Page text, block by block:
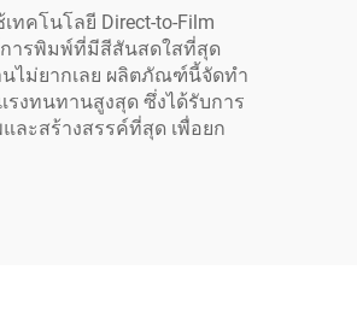
คโนโลยี Direct-to-Film
ารพิมพ์ที่มีสีสันสดใสที่สุด
ไม่ยากเลย ผลิตภัณฑ์นี้จัดทำ
รงทนทานสูงสุด ซึ่งได้รับการ
ละสร้างสรรค์ที่สุด เพื่อยก